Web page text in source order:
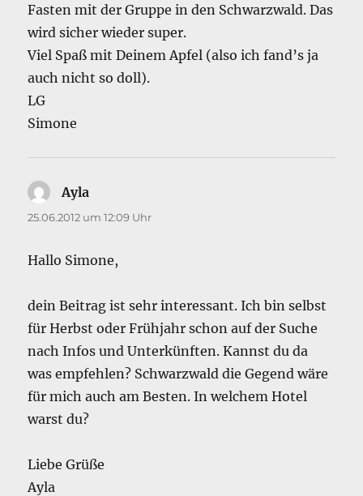
Fasten mit der Gruppe in den Schwarzwald. Das
wird sicher wieder super.
Viel Spaß mit Deinem Apfel (also ich fand’s ja
auch nicht so doll).
LG
Simone
Ayla
25.06.2012 um 12:09 Uhr
Hallo Simone,
dein Beitrag ist sehr interessant. Ich bin selbst
für Herbst oder Frühjahr schon auf der Suche
nach Infos und Unterkünften. Kannst du da
was empfehlen? Schwarzwald die Gegend wäre
für mich auch am Besten. In welchem Hotel
warst du?
Liebe Grüße
Ayla